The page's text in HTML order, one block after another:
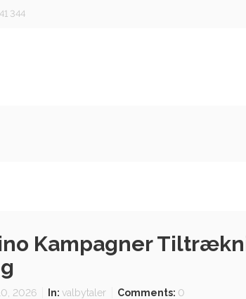
344
Kampagner
2026 In: valbytaler Comments: 0